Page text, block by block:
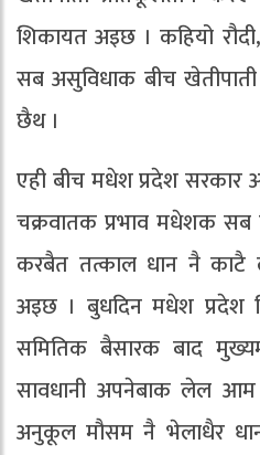
शिकायत अइछ । कहियो
सब असुविधाक बीच
छैथ ।
एही बीच मधेश प्रदेश सरकार
चक्रवातक प्रभाव मधेशक
करबैत तत्काल धान नै
अइछ । बुधदिन मधेश प्रदेश
समितिक बैसारक बाद
सावधानी अपनेबाक लेल
अनुकूल मौसम नै भेलाधैर